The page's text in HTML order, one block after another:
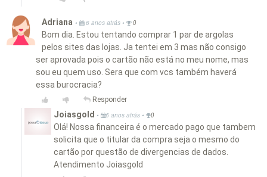
Adriana • 6 anos atrás • 0
Bom dia. Estou tentando comprar 1 par de argolas
pelos sites das lojas. Ja tentei em 3 mas não consigo
ser aprovada pois o cartão não está no meu nome, mas
sou eu quem uso. Sera que com vcs também haverá
essa burocracia?
Responder
Joiasgold • 6 anos atrás • 0
Olá! Nossa financeira é o mercado pago que tambem
solicita que o titular da compra seja o mesmo do
cartão por questão de divergencias de dados.
Atendimento Joiasgold